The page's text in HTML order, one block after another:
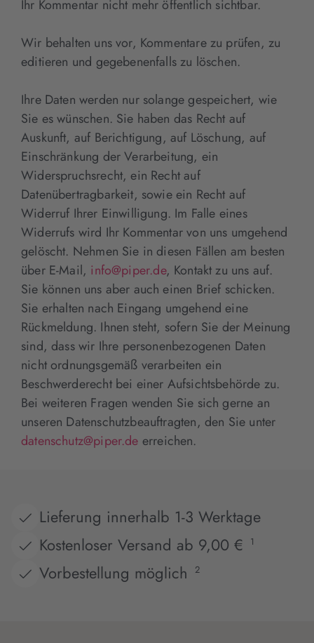
Ihr Kommentar nicht mehr öffentlich sichtbar.
Wir behalten uns vor, Kommentare zu prüfen, zu
editieren und gegebenenfalls zu löschen.
Ihre Daten werden nur solange gespeichert, wie
Sie es wünschen. Sie haben das Recht auf
Auskunft, auf Berichtigung, auf Löschung, auf
Einschränkung der Verarbeitung, ein
Widerspruchsrecht, ein Recht auf
Datenübertragbarkeit, sowie ein Recht auf
Widerruf Ihrer Einwilligung. Im Falle eines
Widerrufs wird Ihr Kommentar von uns umgehend
gelöscht. Nehmen Sie in diesen Fällen am besten
über E-Mail, info@piper.de, Kontakt zu uns auf.
Sie können uns aber auch einen Brief schicken.
Sie erhalten nach Eingang umgehend eine
Rückmeldung. Ihnen steht, sofern Sie der Meinung
sind, dass wir Ihre personenbezogenen Daten
nicht ordnungsgemäß verarbeiten ein
Beschwerderecht bei einer Aufsichtsbehörde zu.
Bei weiteren Fragen wenden Sie sich gerne an
unseren Datenschutzbeauftragten, den Sie unter
datenschutz@piper.de erreichen.
Lieferung innerhalb 1-3 Werktage
Kostenloser Versand ab 9,00 €
1
Vorbestellung möglich 2